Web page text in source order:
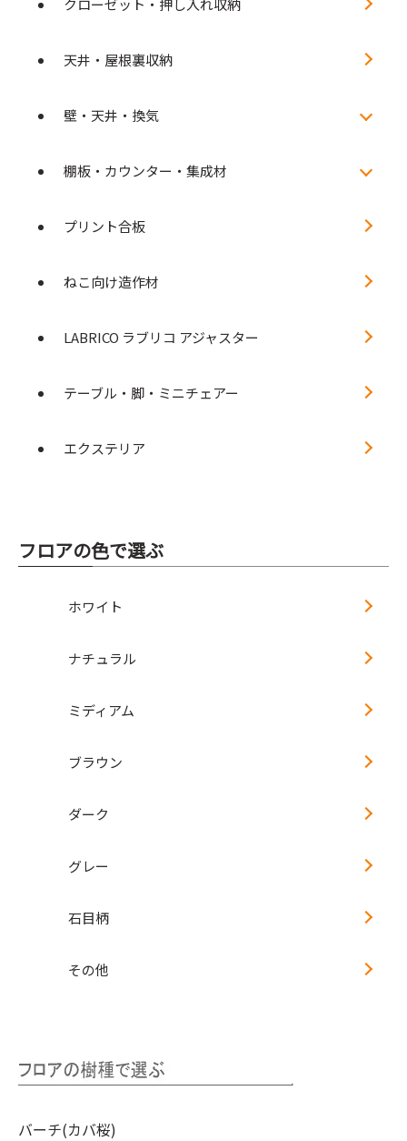
クローゼット・押し入れ収納
天井・屋根裏収納
壁・天井・換気
棚板・カウンター・集成材
プリント合板
ねこ向け造作材
LABRICO ラブリコ アジャスター
テーブル・脚・ミニチェアー
エクステリア
フロアの色で選ぶ
ホワイト
ナチュラル
ミディアム
ブラウン
ダーク
グレー
石目柄
その他
バーチ(カバ桜)